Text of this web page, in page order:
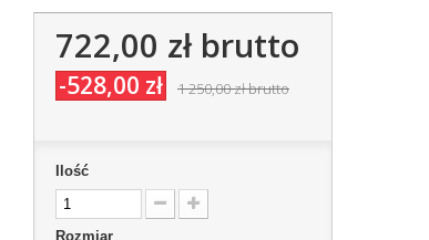
722,00 złbrutto
-528,00 zł 1 250,00 złbrutto
Ilość
Rozmiar